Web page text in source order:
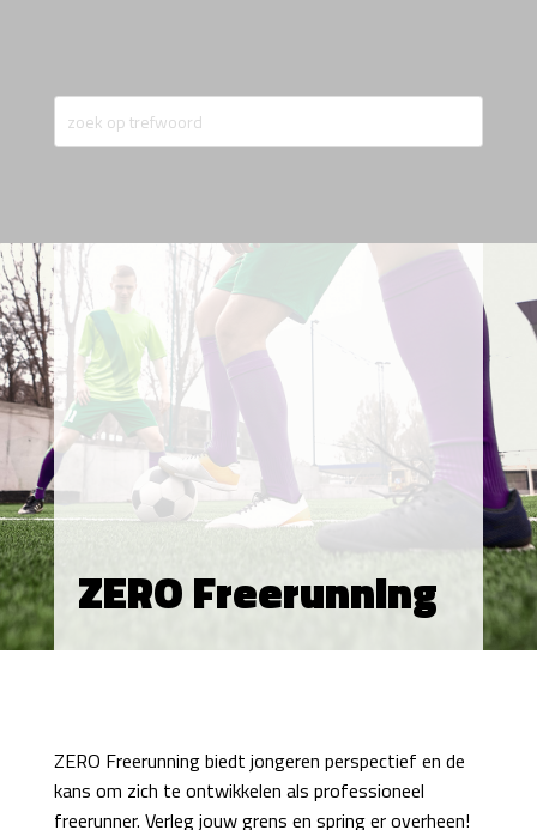
ZERO Freerunning
ZERO Freerunning biedt jongeren perspectief en de
kans om zich te ontwikkelen als professioneel
freerunner. Verleg jouw grens en spring er overheen!